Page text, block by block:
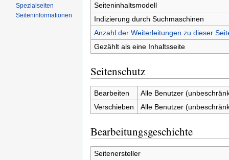
Seiteninhaltsmodell
Indizierung durch Suchmaschinen
Anzahl der Weiterleitungen zu dieser
Gezählt als eine Inhaltsseite
Seitenschutz
Bearbeiten
Alle Benutzer
Verschieben
Alle Benutzer
Bearbeitungsgeschichte
Seitenersteller
Spezialseiten
Seiten­informationen